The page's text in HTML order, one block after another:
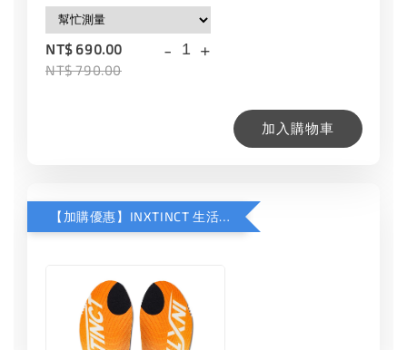
NT$ 690.00
NT$ 790.00
- +
加入購物車
【加購優惠】INXTINCT 生活日用鞋墊